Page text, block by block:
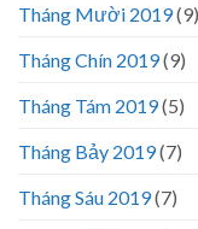
Tháng Mười 2019(9)
Tháng Chín 2019(9)
Tháng Tám 2019(5)
Tháng Bảy 2019(7)
Tháng Sáu 2019(7)